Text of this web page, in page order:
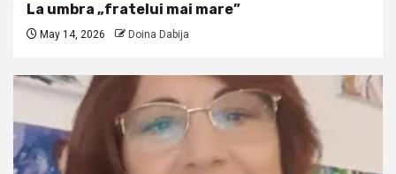
La umbra „fratelui mai mare”
May 14, 2026 Doina Dabija